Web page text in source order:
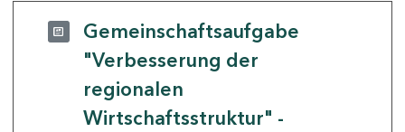
Gemeinschaftsaufgabe
"Verbesserung der
regionalen
Wirtschaftsstruktur" -